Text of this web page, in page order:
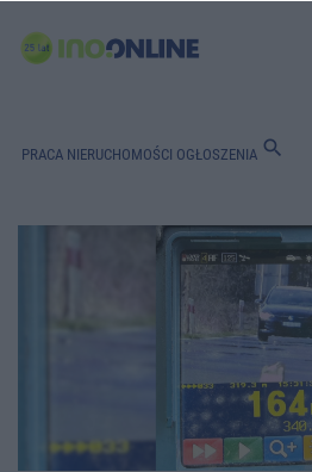
PRACA NIERUCHOMOŚCI OGŁOSZENIA search